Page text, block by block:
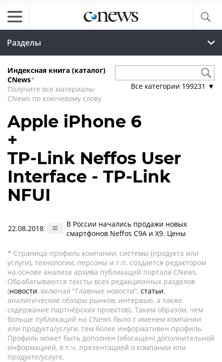
Разделы
Индексная книга (каталог)
CNews*
Получите все материалы
CNews по ключевому слову
Все категории 199231 ▼
Apple iPhone 6
+
TP-Link Neffos User
Interface - TP-Link
NFUI
22.08.2018
В России начались продажи новых
смартфонов Neffos C9A и X9. Цены
* Страница-профиль компании, системы (продукта или
услуги), технологии, персоны и т.п. создается редактором
на основе анализа архива публикаций портала CNews.
Обрабатываются тексты всех редакционных разделов
(новости, включая "Главные новости", статьи,
аналитические обзоры рынков, интервью, а также
содержание партнёрских проектов). Таким образом, чем
больше публикаций на CNews было с именем компании
или продукта/услуги, тем более информативен профиль.
Профиль может быть дополнен (обогащен) дополнительной
информацией, в т.ч. презентацией о компании или
продукте/услуге.